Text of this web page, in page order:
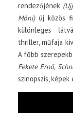
rendezőjének
Móni)új közös
különleges
thriller, műfaja
A főbb
Fekete Ernő,
szinopszis, képek